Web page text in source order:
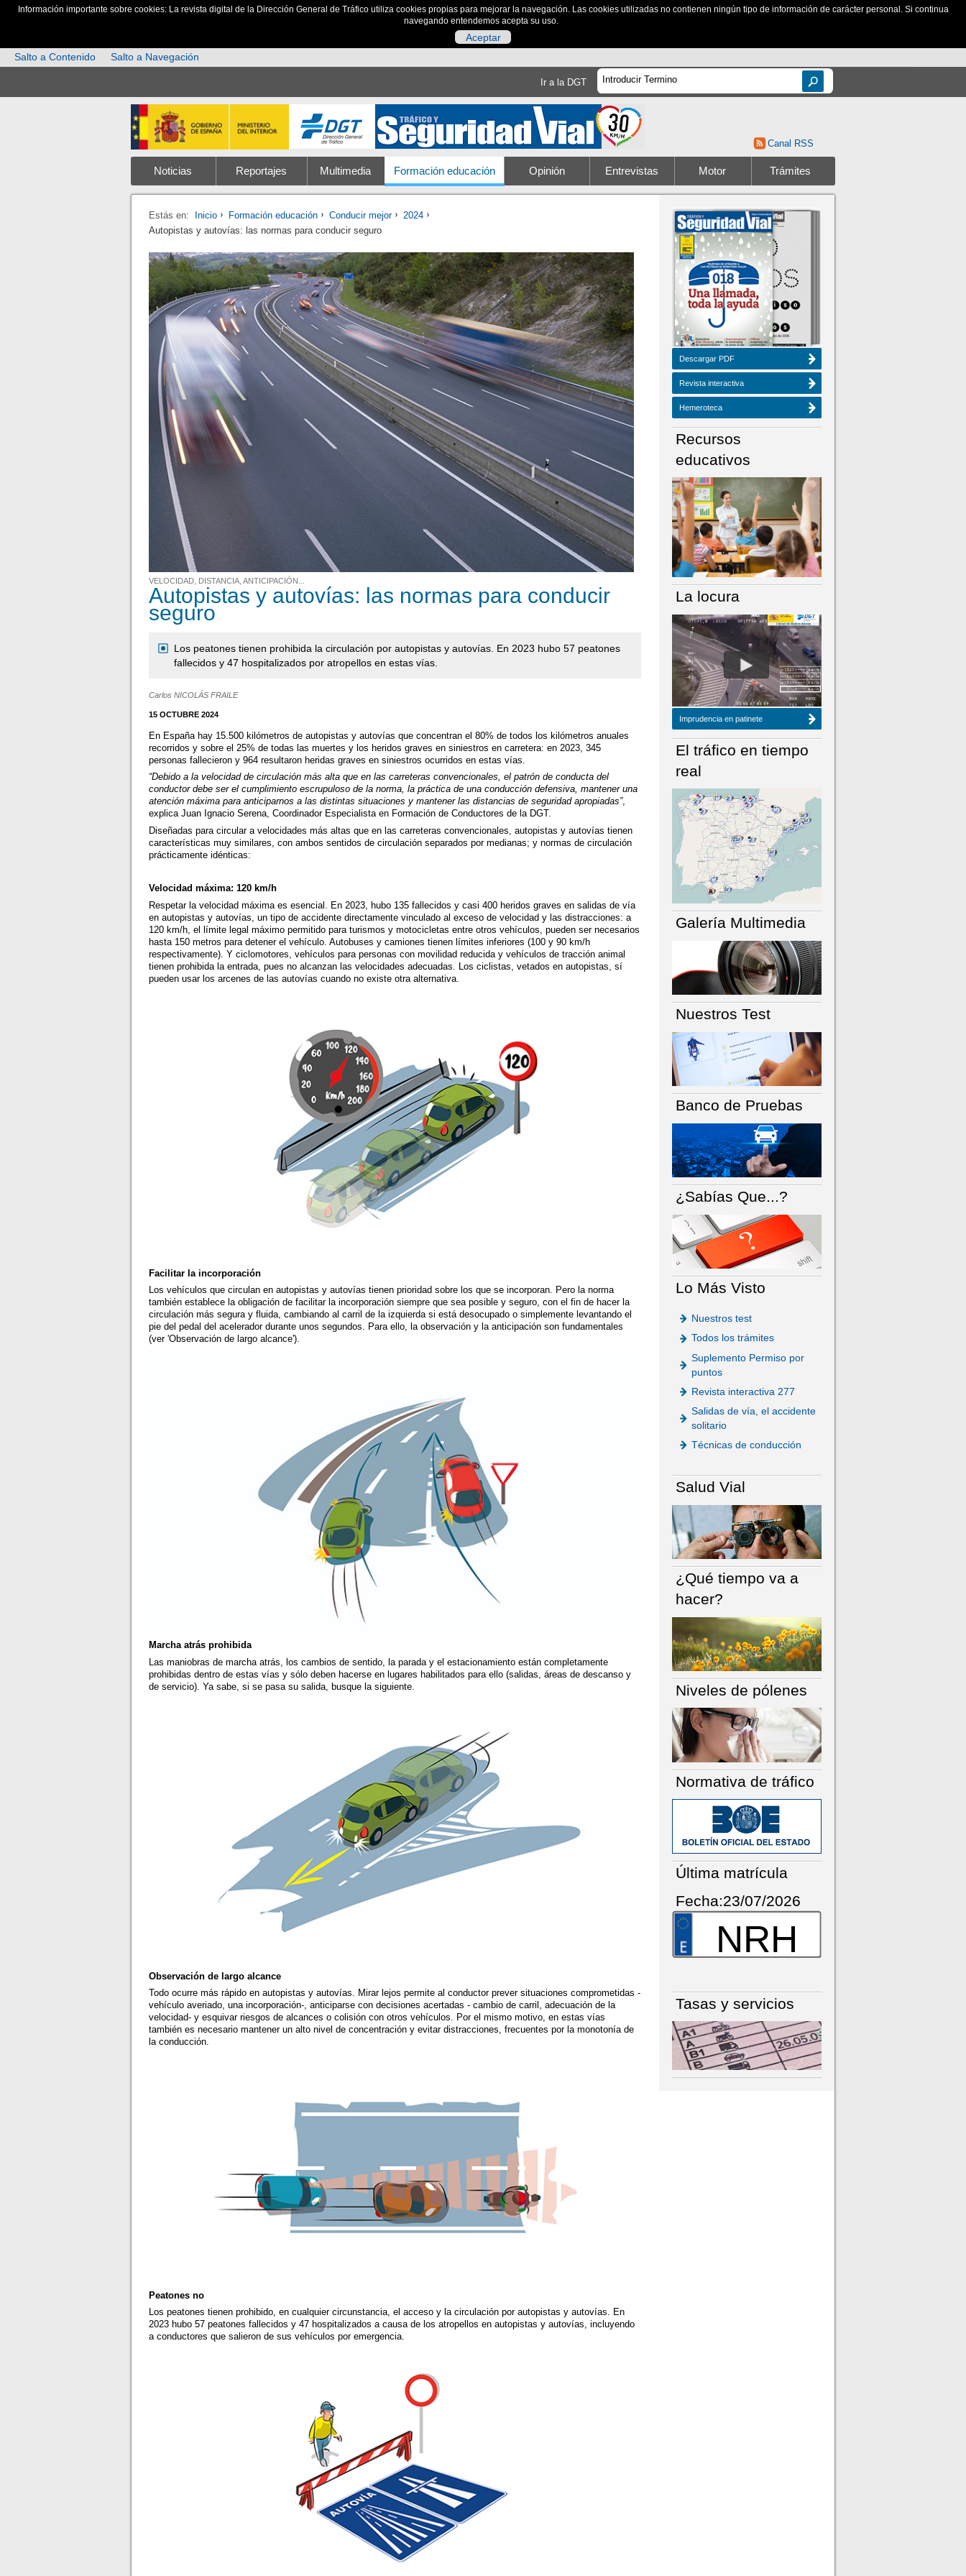
Información importante sobre cookies: La revista digital de la Dirección General de Tráfico utiliza cookies propias para mejorar la navegación. Las cookies utilizadas no contienen ningún tipo de información de carácter personal. Si continua
navegando entendemos acepta su uso.
Aceptar
Salto a Contenido
Salto a Navegación
Ir a la DGT
Canal RSS
Noticias Reportajes Multimedia Formación educación Opinión Entrevistas Motor Trámites
Estás en: Inicio Formación educación Conducir mejor
2024
Autopistas y autovías: las normas para conducir seguro
VELOCIDAD, DISTANCIA, ANTICIPACIÓN...
Autopistas y autovías: las normas para conducir
seguro
Los peatones tienen prohibida la circulación por autopistas y autovías. En 2023 hubo 57 peatones
fallecidos y 47 hospitalizados por atropellos en estas vías.
Carlos NICOLÁS FRAILE
15 OCTUBRE 2024
En España hay 15.500 kilómetros de autopistas y autovías que concentran el 80% de todos los kilómetros anuales
recorridos y sobre el 25% de todas las muertes y los heridos graves en siniestros en carretera: en 2023, 345
personas fallecieron y 964 resultaron heridas graves en siniestros ocurridos en estas vías.
“Debido a la velocidad de circulación más alta que en las carreteras convencionales, el patrón de conducta del
conductor debe ser el cumplimiento escrupuloso de la norma, la práctica de una conducción defensiva, mantener una
atención máxima para anticiparnos a las distintas situaciones y mantener las distancias de seguridad apropiadas”,
explica Juan Ignacio Serena, Coordinador Especialista en Formación de Conductores de la DGT.
Diseñadas para circular a velocidades más altas que en las carreteras convencionales, autopistas y autovías tienen
características muy similares, con ambos sentidos de circulación separados por medianas; y normas de circulación
prácticamente idénticas:
Velocidad máxima: 120 km/h
Respetar la velocidad máxima es esencial. En 2023, hubo 135 fallecidos y casi 400 heridos graves en salidas de vía
en autopistas y autovías, un tipo de accidente directamente vinculado al exceso de velocidad y las distracciones: a
120 km/h, el límite legal máximo permitido para turismos y motocicletas entre otros vehículos, pueden ser necesarios
hasta 150 metros para detener el vehículo. Autobuses y camiones tienen límites inferiores (100 y 90 km/h
respectivamente). Y ciclomotores, vehículos para personas con movilidad reducida y vehículos de tracción animal
tienen prohibida la entrada, pues no alcanzan las velocidades adecuadas. Los ciclistas, vetados en autopistas, sí
pueden usar los arcenes de las autovías cuando no existe otra alternativa.
Facilitar la incorporación
Los vehículos que circulan en autopistas y autovías tienen prioridad sobre los que se incorporan. Pero la norma
también establece la obligación de facilitar la incorporación siempre que sea posible y seguro, con el fin de hacer la
circulación más segura y fluida, cambiando al carril de la izquierda si está desocupado o simplemente levantando el
pie del pedal del acelerador durante unos segundos. Para ello, la observación y la anticipación son fundamentales
(ver 'Observación de largo alcance').
Marcha atrás prohibida
Las maniobras de marcha atrás, los cambios de sentido, la parada y el estacionamiento están completamente
prohibidas dentro de estas vías y sólo deben hacerse en lugares habilitados para ello (salidas, áreas de descanso y
de servicio). Ya sabe, si se pasa su salida, busque la siguiente.
Observación de largo alcance
Todo ocurre más rápido en autopistas y autovías. Mirar lejos permite al conductor prever situaciones comprometidas -
vehículo averiado, una incorporación-, anticiparse con decisiones acertadas - cambio de carril, adecuación de la
velocidad- y esquivar riesgos de alcances o colisión con otros vehículos. Por el mismo motivo, en estas vías
también es necesario mantener un alto nivel de concentración y evitar distracciones, frecuentes por la monotonía de
la conducción.
Peatones no
Los peatones tienen prohibido, en cualquier circunstancia, el acceso y la circulación por autopistas y autovías. En
2023 hubo 57 peatones fallecidos y 47 hospitalizados a causa de los atropellos en autopistas y autovías, incluyendo
a conductores que salieron de sus vehículos por emergencia.
NÚMERO ACTUAL HEMEROTECA
Descargar PDF
Revista interactiva
Hemeroteca
Recursos
educativos
La locura
Imprudencia en patinete
El tráfico en tiempo
real
Galería Multimedia
Nuestros Test
Banco de Pruebas
¿Sabías Que...?
Lo Más Visto
Nuestros test
Todos los trámites
Suplemento Permiso por
puntos
Revista interactiva 277
Salidas de vía, el accidente
solitario
Técnicas de conducción
Salud Vial
¿Qué tiempo va a
hacer?
Niveles de pólenes
Normativa de tráfico
Última matrícula
Fecha:23/07/2026
NRH
Tasas y servicios